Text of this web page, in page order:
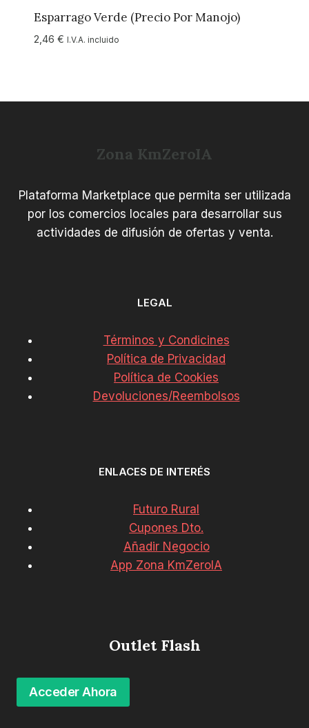
Esparrago Verde (precio Por Manojo)
2,46 € I.V.A. incluido
Zona KmZeroIA
Plataforma Marketplace que permita ser utilizada
por los comercios locales para desarrollar sus
actividades de difusión de ofertas y venta.
LEGAL
Términos y Condicines
Política de Privacidad
Política de Cookies
Devoluciones/Reembolsos
ENLACES DE INTERÉS
Futuro Rural
Cupones Dto.
Añadir Negocio
App Zona KmZeroIA
Outlet Flash
Acceder Ahora